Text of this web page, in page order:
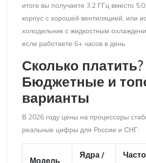
итоге вы получаете 3.2 ГГц вместо
корпус с хорошей вентиляцией, или
холодильник с жидкостным
если работаете 6+ часов в день.
Сколько платить?
Бюджетные и
варианты
В 2026 году цены на процессоры
реальные цифры для России и СНГ:
Модель
Ядра /